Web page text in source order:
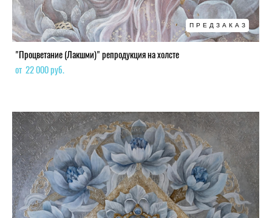
ПРЕДЗАКАЗ
"Процветание (Лакшми)" репродукция на холсте
от 22 000 pуб.